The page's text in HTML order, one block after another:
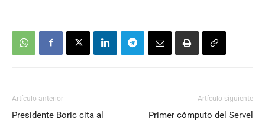
Artículo anterior
Presidente Boric cita al
Artículo siguiente
Primer cómputo del Servel